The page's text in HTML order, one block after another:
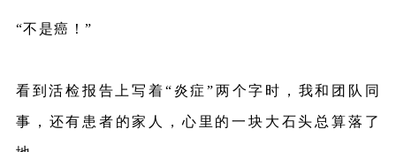
“不是癌！”
看到活检报告上写着“炎症”两个字时，我和团队同
事，还有患者的家人，心里的一块大石头总算落了